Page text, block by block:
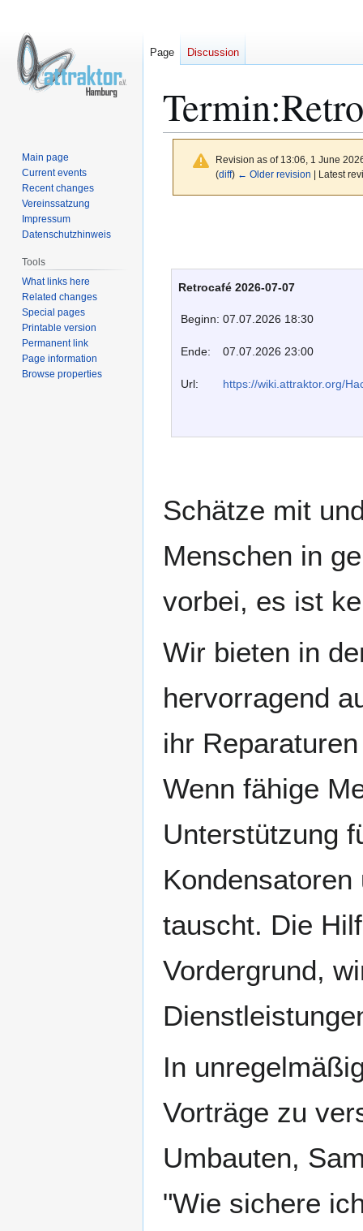
Revision as of 13:06, 1 June
(diff) ← Older revision | Latest
Retrocafé 2026-07-07
Beginn: 07.07.2026 18:30
Ende: 07.07.2026 23:00
Url: https://wiki.attraktor.org/
Schätze mit
Menschen in
vorbei, es ist
Wir bieten in
hervorragend
ihr
Wenn fähige
Unterstützung
tauscht. Die
Vordergrund,
In
Vorträge zu
Umbauten,
"Wie sichere
Page Discussion
Main page
Current events
Recent changes
Vereinssatzung
Impressum
Datenschutzhinweis
Tools
What links here
Related changes
Special pages
Printable version
Permanent link
Page information
Browse properties